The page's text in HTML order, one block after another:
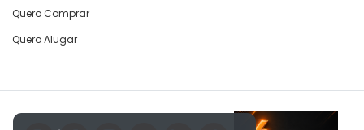
Quero Comprar
Quero Alugar